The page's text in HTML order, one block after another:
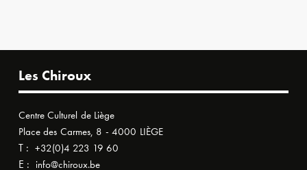
Les Chiroux
Centre Culturel de Liège
Place des Carmes, 8 - 4000 LIÈGE
T : +32(0)4 223 19 60
E : info@chiroux.be